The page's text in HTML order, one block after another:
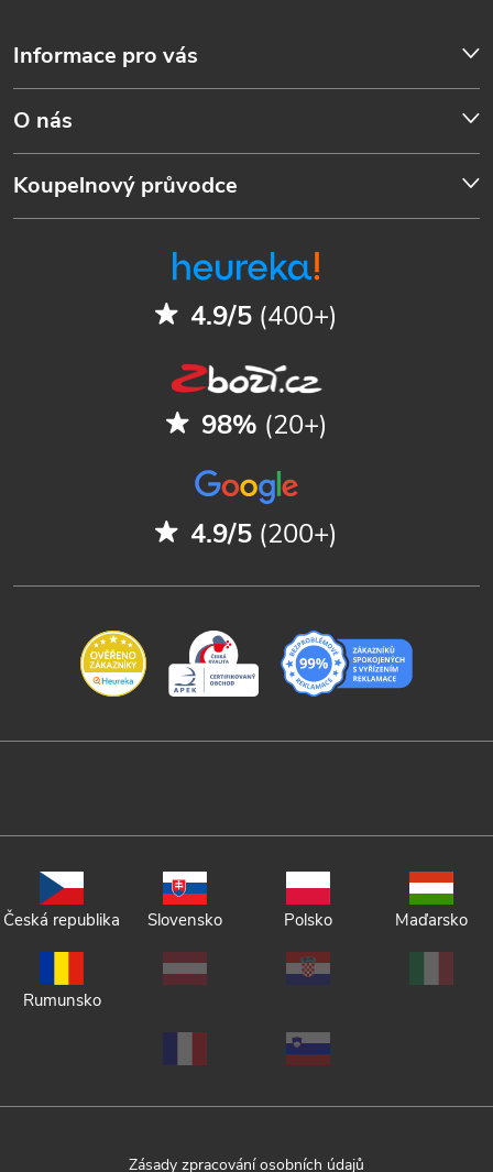
Informace pro vás
O nás
Koupelnový průvodce
4.9/5 (400+)
98% (20+)
4.9/5 (200+)
Česká republika Slovensko Polsko Maďarsko
Rumunsko
Zásady zpracování osobních údajů